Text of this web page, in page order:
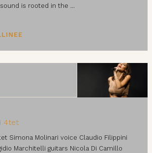
is rooted in the ...
4tet
Simona Molinari voice Claudio Filippini
Marchitelli guitars Nicola Di Camillo